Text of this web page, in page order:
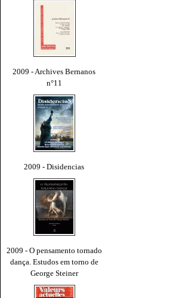
2009 - Archives Bernanos
n°11
2009 - Disidencias
2009 - O pensamento tornado
dança. Estudos em torno de
George Steiner